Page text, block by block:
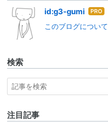
id:g3-gumi はて
ログ
このブログについて
検索
注目記事